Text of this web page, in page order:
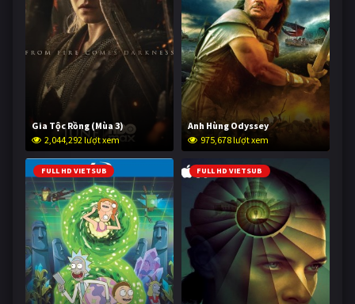
Gia Tộc Rồng (Mùa 3)
2,044,292 lượt xem
Anh Hùng Odyssey
975,678 lượt xem
FULL HD VIETSUB FULL HD VIETSUB